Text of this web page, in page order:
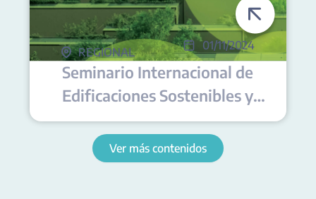
REGIONAL 01/11/2024
Seminario Internacional de
Edificaciones Sostenibles y
NetZero
Ver más contenidos